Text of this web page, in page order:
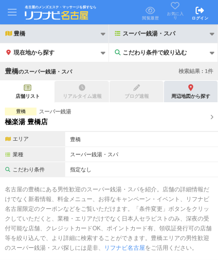
名古屋のメンズエステ・マッサージを探すなら
閲覧履歴
お気に入
り
ログイン
豊橋 スーパー銭湯・スパ
現在地から探す こだわり条件で絞り込む
こだわり条件で絞り込む
21時以降も受付
2名様歓迎 団体様歓迎
完全個室 半個室あり
ペアルームあり シャワー室完備
豊橋のスーパー銭湯・スパ 検索結果 : 1件
店舗リスト リアルタイム速報 ブログ速報 周辺地図から探す
豊橋 スーパー銭湯
極楽湯 豊橋店
エリア 豊橋
業種 スーパー銭湯・スパ
こだわり条件 指定なし
名古屋の豊橋にある男性歓迎のスーパー銭湯・スパを紹介。店舗の詳細情報だ
けでなく新着情報、料金メニュー、お得なキャンペーン・イベント、リフナビ
名古屋限定のクーポンなどをご覧いただけます。「条件変更」ボタンをクリッ
クしていただくと、業種・エリアだけでなく日本人セラピストのみ、深夜の受
付可能な店舗、クレジットカードOK、ポイントカード有、領収証発行可の店舗
等を絞り込んで、より詳細に検索することができます。豊橋エリアの男性歓迎
のスーパー銭湯・スパ探しには是非、
リフナビ名古屋をご活用ください。